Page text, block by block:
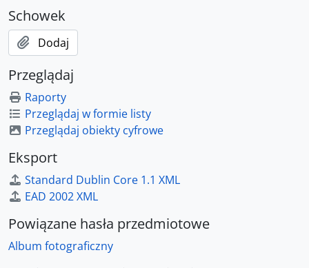
Schowek
Dodaj
Przeglądaj
Raporty
Przeglądaj w formie listy
Przeglądaj obiekty cyfrowe
Eksport
Standard Dublin Core 1.1 XML
EAD 2002 XML
Powiązane hasła przedmiotowe
Album fotograficzny